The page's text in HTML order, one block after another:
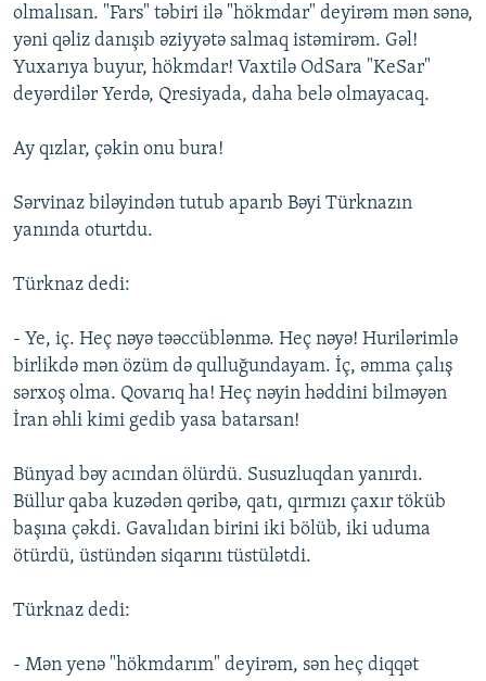
olmalısan. "Fars" təbiri ilə "hökmdar" deyirəm mən sənə,
yəni qəliz danışıb əziyyətə salmaq istəmirəm. Gəl!
Yuxarıya buyur, hökmdar! Vaxtilə OdSara "KeSar"
deyərdilər Yerdə, Qresiyada, daha belə olmayacaq.
Ay qızlar, çəkin onu bura!
Sərvinaz biləyindən tutub aparıb Bəyi Türknazın
yanında oturtdu.
Türknaz dedi:
- Ye, iç. Heç nəyə təəccüblənmə. Heç nəyə! Hurilərimlə
birlikdə mən özüm də qulluğundayam. İç, əmma çalış
sərxoş olma. Qovarıq ha! Heç nəyin həddini bilməyən
İran əhli kimi gedib yasa batarsan!
Bünyad bəy acından ölürdü. Susuzluqdan yanırdı.
Büllur qaba kuzədən qəribə, qatı, qırmızı çaxır töküb
başına çəkdi. Gavalıdan birini iki bölüb, iki uduma
ötürdü, üstündən siqarını tüstülətdi.
Türknaz dedi:
- Mən yenə "hökmdarım" deyirəm, sən heç diqqət